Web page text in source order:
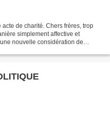
de charité. Chers frères, trop
simplement affective et
nouvelle considération de